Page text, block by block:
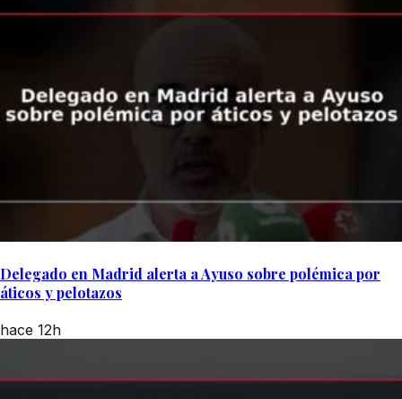
Delegado en Madrid alerta a Ayuso sobre polémica por
áticos y pelotazos
hace 12h